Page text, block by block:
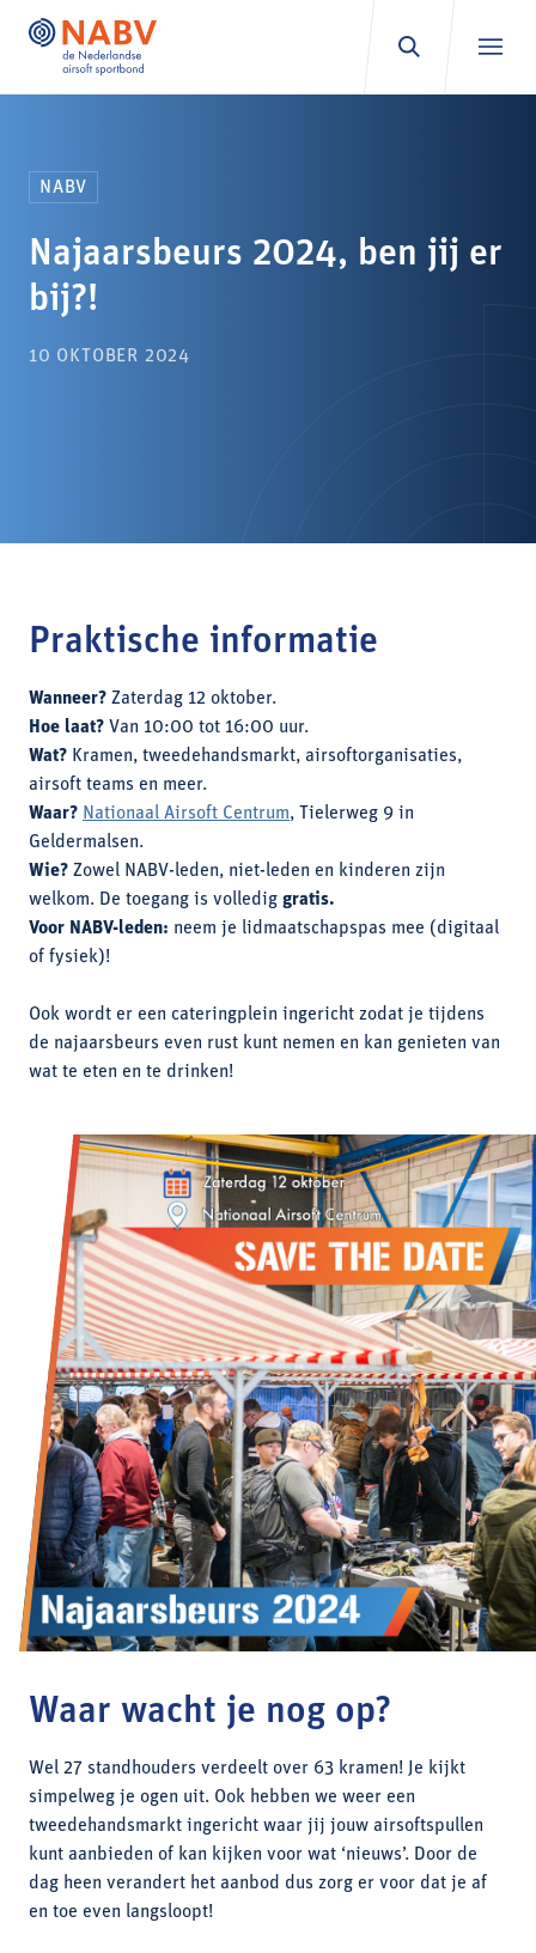
NABV
Najaarsbeurs 2024, ben jij er
bij?!
10 OKTOBER 2024
Praktische informatie
Wanneer? Zaterdag 12 oktober.
Hoe laat? Van 10:00 tot 16:00 uur.
Wat? Kramen, tweedehandsmarkt, airsoftorganisaties,
airsoft teams en meer.
Waar? Nationaal Airsoft Centrum, Tielerweg 9 in
Geldermalsen.
Wie? Zowel NABV-leden, niet-leden en kinderen zijn
welkom. De toegang is volledig gratis.
Voor NABV-leden: neem je lidmaatschapspas mee (digitaal
of fysiek)!
Ook wordt er een cateringplein ingericht zodat je tijdens
de najaarsbeurs even rust kunt nemen en kan genieten van
wat te eten en te drinken!
Waar wacht je nog op?
Wel 27 standhouders verdeelt over 63 kramen! Je kijkt
simpelweg je ogen uit. Ook hebben we weer een
tweedehandsmarkt ingericht waar jij jouw airsoftspullen
kunt aanbieden of kan kijken voor wat ‘nieuws’. Door de
dag heen verandert het aanbod dus zorg er voor dat je af
en toe even langsloopt!